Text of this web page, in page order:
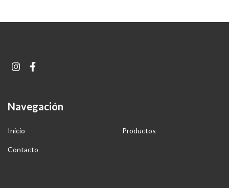
Navegación
Inicio Productos
Contacto